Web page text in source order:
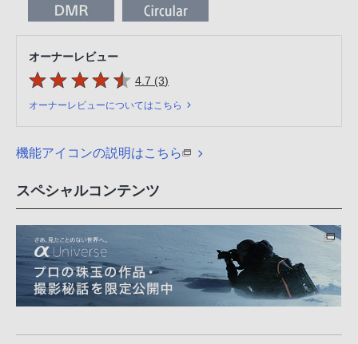
オーナーレビュー
5つの星のうち
4.7 (3件のレビュー
)
オーナーレビューについてはこちら
機能アイコンの説明はこちら
スペシャルコンテンツ